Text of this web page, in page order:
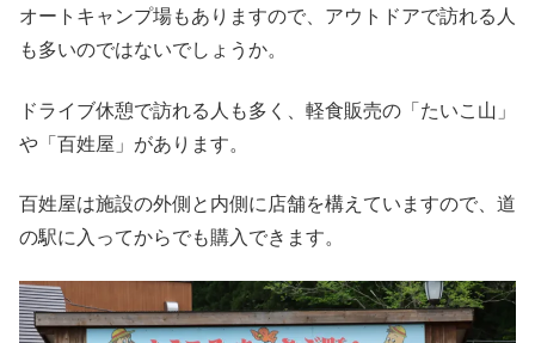
オートキャンプ場もありますので、アウトドアで訪れる人
も多いのではないでしょうか。
ドライブ休憩で訪れる人も多く、軽食販売の「たいこ山」
や「百姓屋」があります。
百姓屋は施設の外側と内側に店舗を構えていますので、道
の駅に入ってからでも購入できます。